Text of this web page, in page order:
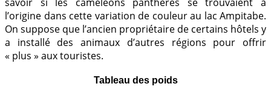
l’origine dans cette variation de couleur au lac Ampitabe.
On suppose que l’ancien propriétaire de certains hôtels y
a installé des animaux d’autres régions pour offrir
« plus » aux touristes.
Tableau des poids